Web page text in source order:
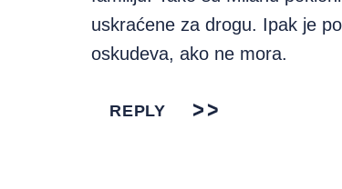
uskraćene za drogu. Ipak je
oskudeva, ako ne mora.
REPLY